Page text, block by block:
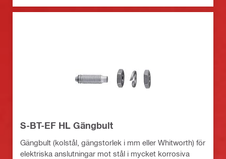
S-BT-EF HL Gängbult
Gängbult (kolstål, gängstorlek i mm eller Whitworth) för
elektriska anslutningar mot stål i mycket korrosiva